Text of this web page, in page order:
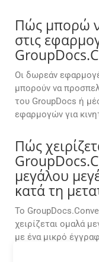
Πώς μπορώ
στις
Οι δωρεάν
μπορούν να
του GroupDocs ή
εφαρμογών για
Πώς
μεγάλου
κατά τη
Το
χειρίζεται ομαλά
με ένα μικρό